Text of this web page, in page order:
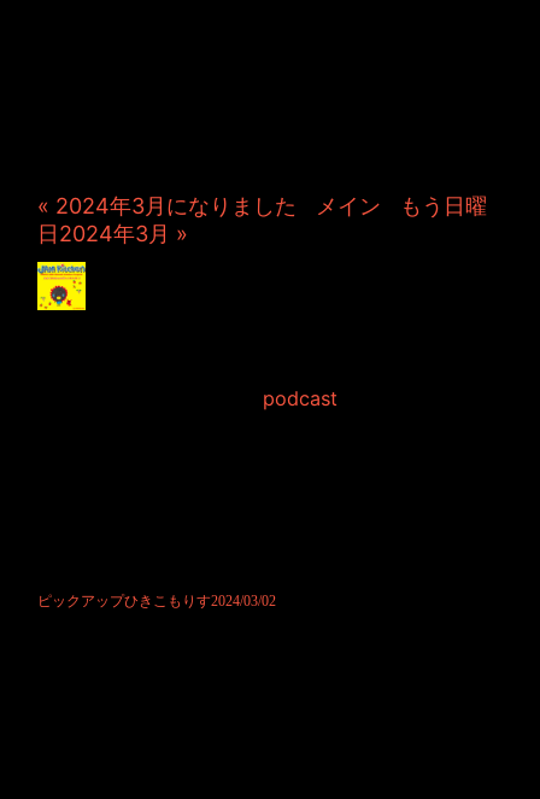
« 2024年3月になりました メイン
もう日曜
日2024年3月 »
podcast
ピックアップひきこもりす2024/03/02